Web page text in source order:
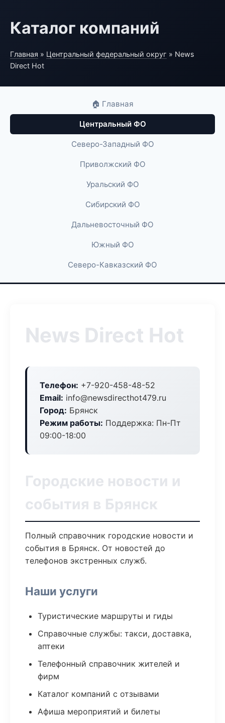
Каталог компаний
Главная » Центральный федеральный округ » News
Direct Hot
🏠 Главная
Центральный ФО
Северо-Западный ФО
Приволжский ФО
Уральский ФО
Сибирский ФО
Дальневосточный ФО
Южный ФО
Северо-Кавказский ФО
News Direct Hot
Телефон: +7-920-458-48-52
Email: info@newsdirecthot479.ru
Город: Брянск
Режим работы: Поддержка: Пн-Пт
09:00-18:00
Городские новости и
события в Брянск
Полный справочник городские новости и
события в Брянск. От новостей до
телефонов экстренных служб.
Наши услуги
Туристические маршруты и гиды
Справочные службы: такси, доставка,
аптеки
Телефонный справочник жителей и
фирм
Каталог компаний с отзывами
Афиша мероприятий и билеты